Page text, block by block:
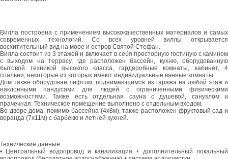
Вилла построена с применением высококачественных материалов и самых
современных технологий. Со всех уровней виллы открывается
восхитительный вид на море и остров Святой Стефан.
Вилла состоит из 3 этажей и включает в себя просторную гостиную с камином
с выходом на террасу, где расположен бассейн, кухню, оборудованную
бытовой техникой высокого класса, гардеробные комнаты, кабинет, 4
спальни, некоторые из которых имеют индивидуальные ванные комнаты.
Дом также оборудован лифтом, поднимающимся из гаража на любой этаж и
наклонными пандусами для людей с ограниченными физическими
возможностями. Также есть отдельная сауна с душевой, санузлом и
прачечная. Техническое помещение выполнено с отдельным входом.
Во дворе дома, помимо бассейна (4х8м), также расположен фруктовый сад и
веранда (7х11м) с барбекю и летней кухней.
Технические данные:
• Центральный водопровод и канализация + дополнительный локальный